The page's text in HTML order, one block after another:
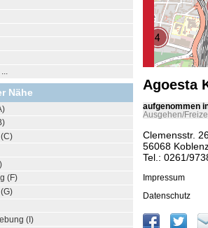
Nähe
(F)
(I)
Agoesta
aufgenommen
Ausgehen/
Clemensstr.
56068
Tel.: 0261/
Impressum
Datenschutz